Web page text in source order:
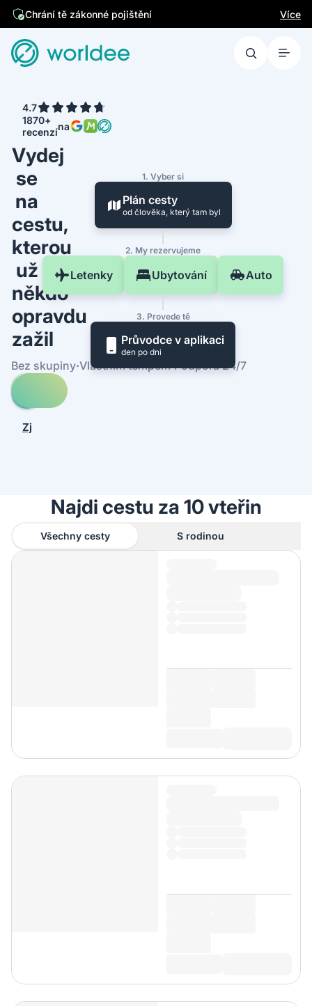
Chrání tě zákonné pojištění
Více
4.7
1870+
recenzína
Vydej
se
na
cestu,
kterou
už
někdo
opravdu
zažil
Bez skupiny·Vlastním tempem·Podpora 24/7
Prohledej
cesty
Zjistit,
1. Vyber si
Plán cesty
od člověka, který tam byl
2. My rezervujeme
Letenky Ubytování Auto
3. Provede tě
Průvodce v aplikaci
den po dni
Najdi cestu za 10 vteřin
Všechny cesty S rodinou